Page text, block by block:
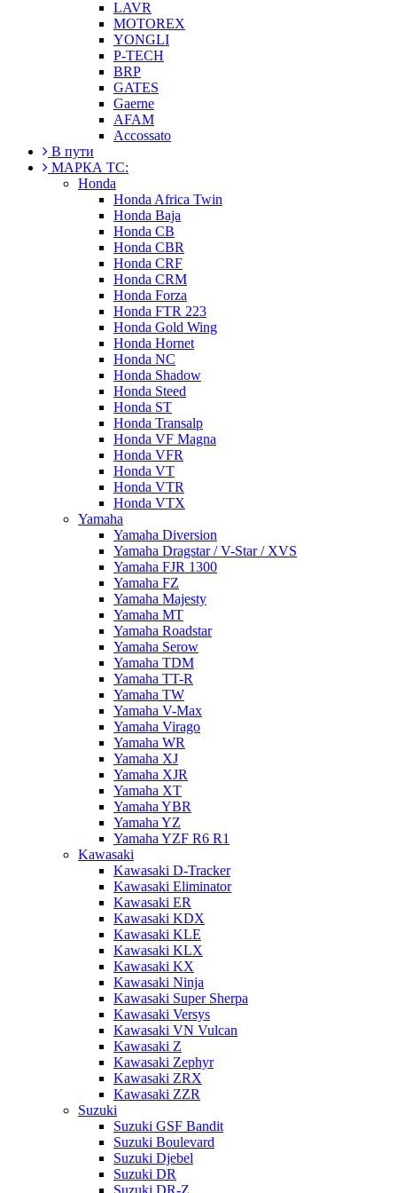
LAVR
MOTOREX
YONGLI
P-TECH
BRP
GATES
Gaerne
AFAM
Accossato
В пути
МАРКА ТС:
Honda
Honda Africa Twin
Honda Baja
Honda CB
Honda CBR
Honda CRF
Honda CRM
Honda Forza
Honda FTR 223
Honda Gold Wing
Honda Hornet
Honda NC
Honda Shadow
Honda Steed
Honda ST
Honda Transalp
Honda VF Magna
Honda VFR
Honda VT
Honda VTR
Honda VTX
Yamaha
Yamaha Diversion
Yamaha Dragstar / V-Star / XVS
Yamaha FJR 1300
Yamaha FZ
Yamaha Majesty
Yamaha MT
Yamaha Roadstar
Yamaha Serow
Yamaha TDM
Yamaha TT-R
Yamaha TW
Yamaha V-Max
Yamaha Virago
Yamaha WR
Yamaha XJ
Yamaha XJR
Yamaha XT
Yamaha YBR
Yamaha YZ
Yamaha YZF R6 R1
Kawasaki
Kawasaki D-Tracker
Kawasaki Eliminator
Kawasaki ER
Kawasaki KDX
Kawasaki KLE
Kawasaki KLX
Kawasaki KX
Kawasaki Ninja
Kawasaki Super Sherpa
Kawasaki Versys
Kawasaki VN Vulcan
Kawasaki Z
Kawasaki Zephyr
Kawasaki ZRX
Kawasaki ZZR
Suzuki
Suzuki GSF Bandit
Suzuki Boulevard
Suzuki Djebel
Suzuki DR
Suzuki DR-Z